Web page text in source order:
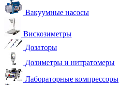
Вакуумные насосы
Вискозиметры
Дозаторы
Дозиметры и нитратомеры
Лабораторные компрессоры